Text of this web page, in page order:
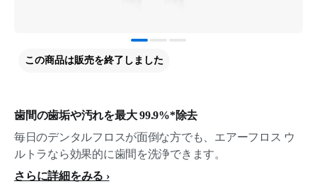
歯間の歯垢や汚れを最大 99.9%*除去
毎日のデンタルフロスが面倒な方でも、エアーフロス ウ
ルトラなら効果的に歯間を洗浄できます。
さらに詳細をみる
この商品は販売を終了しました